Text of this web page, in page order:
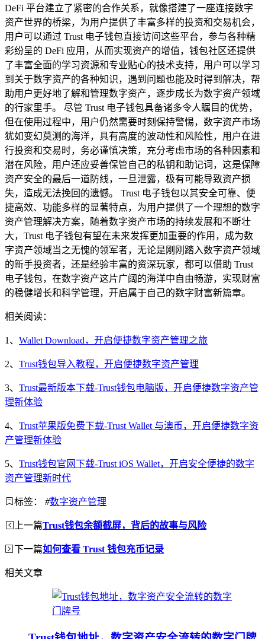
DeFi 平台建立了紧密的合作关系，就像搭建了一座连接数字
资产世界的桥梁，为用户提供了丰富多样的投资和交易机会，
用户可以通过 Trust 电子钱包直接访问这些平台，参与各种精
彩纷呈的 DeFi 应用，从而实现资产的增值，钱包社区还提供
了丰富全面的学习资源和专业贴心的技术支持，用户可以学习
到关于数字资产的各种知识，遇到问题也能及时得到解决，帮
助用户更好地了解和管理数字资产，逐步成长为数字资产领域
的行家里手。 尽管 Trust 电子钱包具备诸多令人瞩目的优势，
但在使用过程中，用户仍然需要时刻保持警惕，数字资产市场
犹如变幻莫测的海洋，具有高度的波动性和风险性，用户在进
行投资和交易时，务必谨慎决策，充分考虑市场的各种因素和
潜在风险，用户还应妥善保管自己的私钥和助记词，这是保障
资产安全的最后一道防线，一旦泄露，极有可能导致资产损
失，造成无法挽回的遗憾。 Trust 电子钱包以其安全可靠、便
捷高效、功能多样的显著特点，为用户提供了一个理想的数字
资产管理解决方案，随着数字资产市场的持续发展和不断壮
大，Trust 电子钱包有望在未来发挥更加重要的作用，成为数
字资产领域当之无愧的领军者，无论是刚刚踏入数字资产领域
的新手投资者，还是经验丰富的资深玩家，都可以借助 Trust
电子钱包，在数字资产这片广阔的海洋中自由畅游，实现财富
的稳健增长和科学管理，开启属于自己的数字财富新篇章。
相关阅读：
1、 Wallet Download，开启便捷数字资产管理之旅
2、 Trust钱包导入教程，开启便捷数字资产管理
3、 Trust最新版本下载-Trust钱包电脑版，开启便捷数字资产管
理新体验
4、 Trust苹果版免费下载-Trust Wallet 与澳币，开启便捷数字资
产管理新体验
5、 Trust钱包官网下载-Trust iOS Wallet，开启安全便捷的数字
资产管理新时代
标签： #数字资产管理
上一篇Trust钱包余额截屏，背后的故事与风险
下一篇如何查看 Trust 钱包充币记录
相关文章